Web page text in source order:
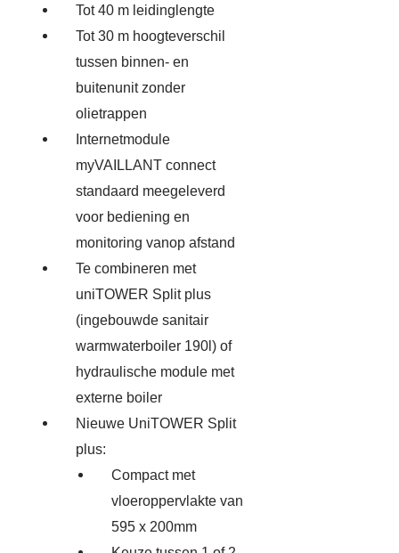
Tot 40 m leidinglengte
Tot 30 m hoogteverschil
tussen binnen- en
buitenunit zonder
olietrappen
Internetmodule
myVAILLANT connect
standaard meegeleverd
voor bediening en
monitoring vanop afstand
Te combineren met
uniTOWER Split plus
(ingebouwde sanitair
warmwaterboiler 190l) of
hydraulische module met
externe boiler
Nieuwe UniTOWER Split
plus:
Compact met
vloeroppervlakte van
595 x 200mm